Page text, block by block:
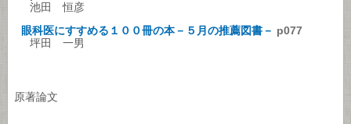
池田 恒彦
眼科医にすすめる１００冊の本－５月の推薦図書－ p077
坪田 一男
原著論文